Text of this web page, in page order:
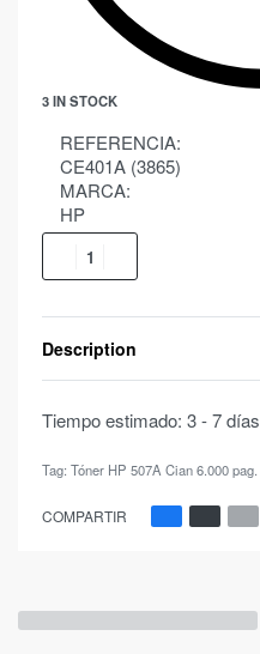
3 IN STOCK
REFERENCIA:
CE401A (3865)
MARCA:
HP
Description
Tiempo estimado: 3 - 7 días
Tag: Tóner HP 507A Cian 6.000 pag.
COMPARTIR